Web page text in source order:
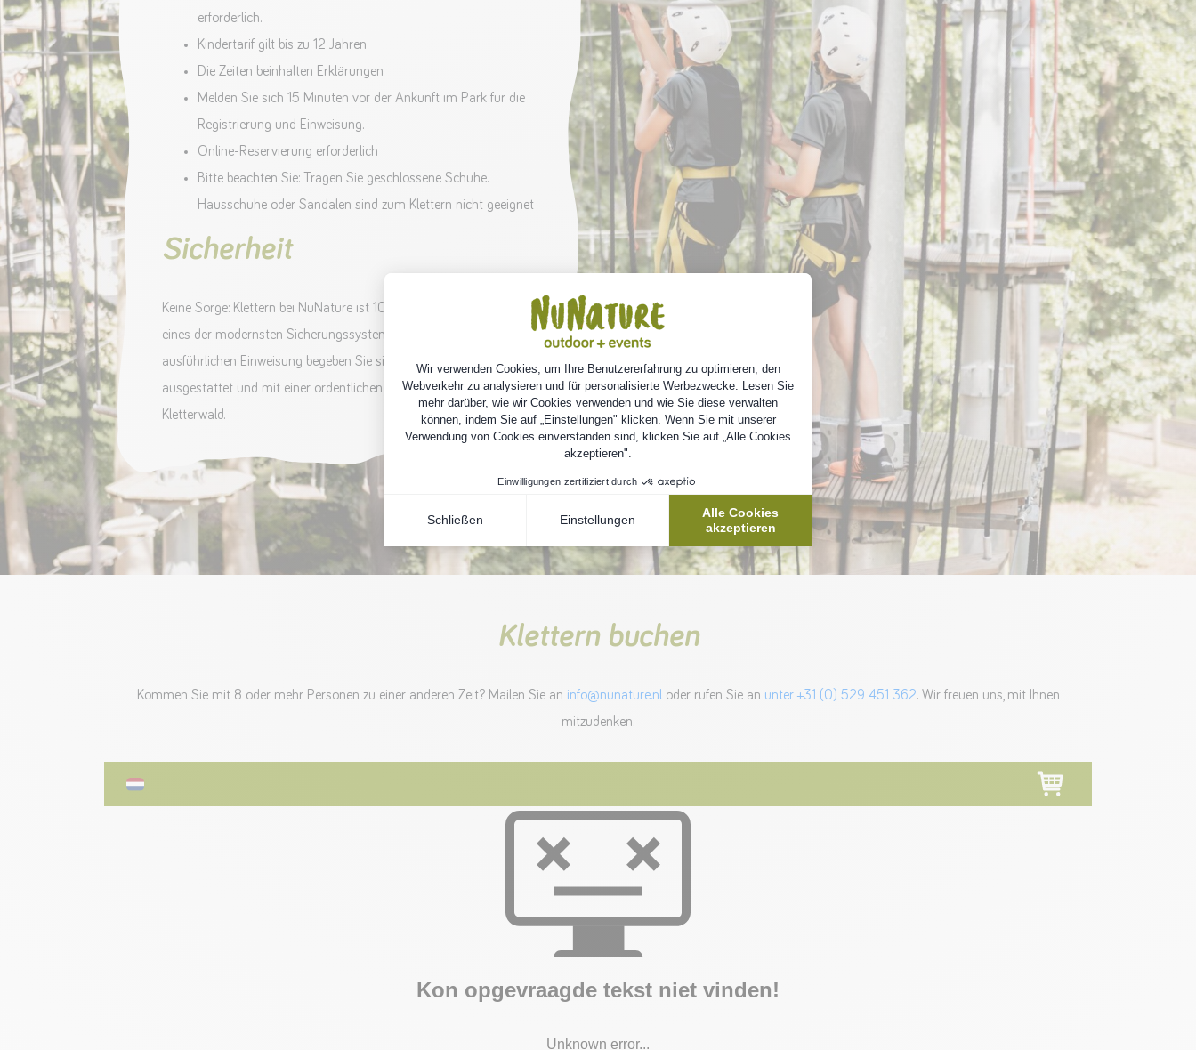
erforderlich.
Kindertarif gilt bis zu 12 Jahren
Die Zeiten beinhalten Erklärungen
Melden Sie sich 15 Minuten vor der Ankunft im Park für die
Registrierung und Einweisung.
Online-Reservierung erforderlich
Bitte beachten Sie: Tragen Sie geschlossene Schuhe.
Hausschuhe oder Sandalen sind zum Klettern nicht geeignet
Sicherheit
Keine Sorge: Klettern bei NuNature ist 100% sicher. Sie benutzen
eines der modernsten Sicherungssysteme Europas. Nach einer
ausführlichen Einweisung begeben Sie sich mit Helm und Gurt
ausgestattet und mit einer ordentlichen Portion Adrenalin in den
Kletterwald.
Klettern buchen
Kommen Sie mit 8 oder mehr Personen zu einer anderen Zeit? Mailen Sie an info@nunature.nl oder rufen Sie an unter +31 (0) 529 451 362. Wir freuen uns, mit Ihnen
mitzudenken.